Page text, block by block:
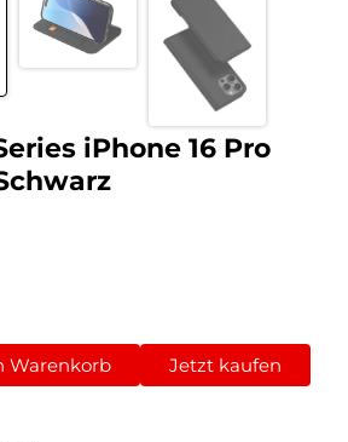
iPhone 16 Pro
Warenkorb Jetzt kaufen